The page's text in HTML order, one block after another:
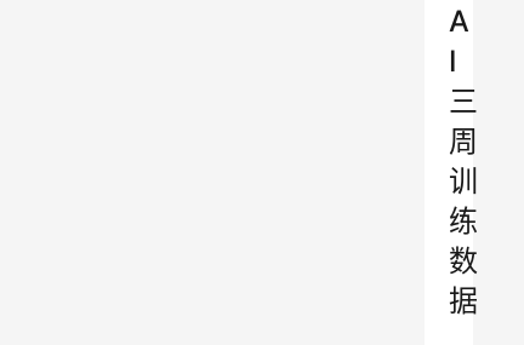
A
I
三
周
训
练
数
据